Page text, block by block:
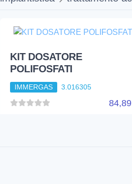
KIT DOSATORE
POLIFOSFATI
IMMERGAS 3.016305
84,89